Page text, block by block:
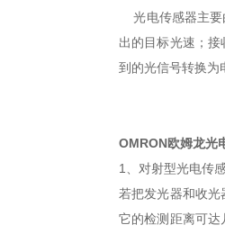
光电传感器主要
出的目标光速；
到的光信号转换为
OMRON欧姆龙光
1、对射型光电传
若把发光器和收
它的检测距离可